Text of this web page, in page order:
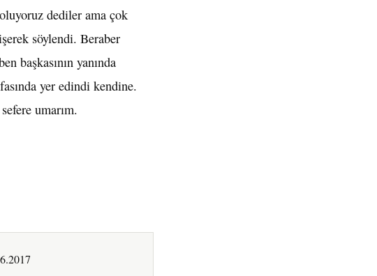
dediler ama çok
söylendi. Beraber
başkasının yanında
yer edindi kendine.
umarım.